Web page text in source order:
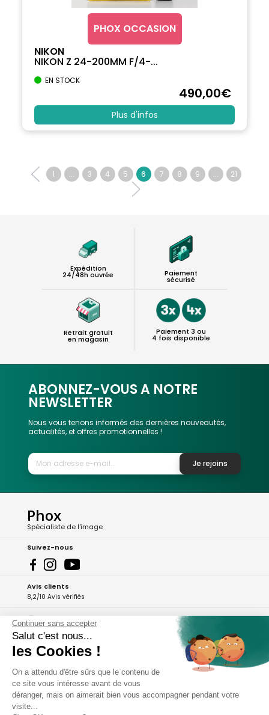
PHOX OCCASION
NIKON
NIKON Z 24-200MM F/4-...
EN STOCK
490,00€
Plus d'infos
1 ... 3 4 5 6 7 8 9 ... 21
Expédition
24/48h ouvrée Paiement
sécurisé
Retrait gratuit
en magasin
Paiement 3 ou
4 fois disponible
ABONNEZ-VOUS A NOTRE
NEWSLETTER
Nous vous tenons informés des dernières nouveautés,
actualités, et offres promotionnelles !
Je rejoins
Phox
Spécialiste de l'image
Suivez-nous
Avis clients
8,2/10 Avis vérifiés
L'Appli Phox
Services et garanties
Continuer sans accepter
Salut c'est nous...
les Cookies !
On a attendu d'être sûrs que le contenu de
ce site vous intéresse avant de vous
déranger, mais on aimerait bien vous accompagner pendant votre
visite...